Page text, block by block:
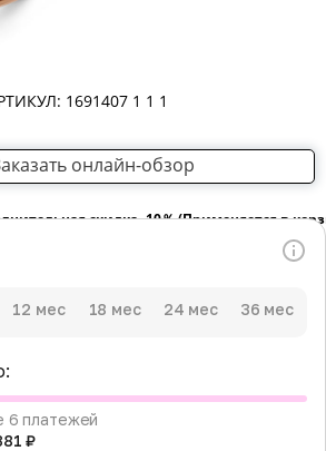
1691407 1 1 1
онлайн-обзор
скидка -10％ (Применяется в
12 мес 18 мес 24 мес 36 мес
6 платежей
₽